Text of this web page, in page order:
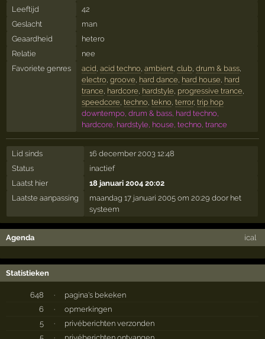
Leeftijd
42
Geslacht
man
Geaardheid
hetero
Relatie
nee
Favoriete genres
acid, acid techno, ambient, club, drum & bass,
electro, groove, hard dance, hard house, hard
trance, hardcore, hardstyle, progressive trance,
speedcore, techno, tekno, terror, trip hop
downtempo, drum & bass, hard techno,
hardcore, hardstyle, house, techno, trance
Lid sinds
16 december 2003 12:48
Status
inactief
Laatst hier
18 januari 2004 20:02
Laatste aanpassing
maandag 17 januari 2005 om 20:29 door het
systeem
Agenda ical
Statistieken
648 ·
pagina's bekeken
6
·
opmerkingen
5
·
privéberichten verzonden
5
· privéberichten ontvangen